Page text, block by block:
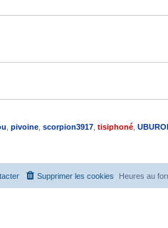
es
s
pivoine scorpion3917 tisiphoné UBUROI
Heures au
Supprimer les cookies